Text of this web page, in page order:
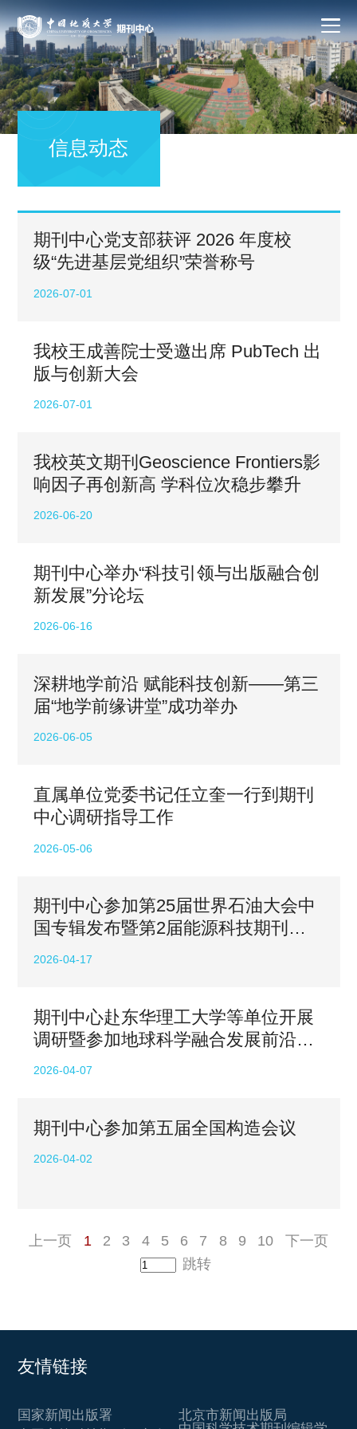
信息动态
期刊中心党支部获评 2026 年度校
级“先进基层党组织”荣誉称号
2026-07-01
我校王成善院士受邀出席 PubTech 出
版与创新大会
2026-07-01
我校英文期刊Geoscience Frontiers影
响因子再创新高 学科位次稳步攀升
2026-06-20
期刊中心举办“科技引领与出版融合创
新发展”分论坛
2026-06-16
深耕地学前沿 赋能科技创新——第三
届“地学前缘讲堂”成功举办
2026-06-05
直属单位党委书记任立奎一行到期刊
中心调研指导工作
2026-05-06
期刊中心参加第25届世界石油大会中
国专辑发布暨第2届能源科技期刊前
沿热点交流会
2026-04-17
期刊中心赴东华理工大学等单位开展
调研暨参加地球科学融合发展前沿论
坛
2026-04-07
期刊中心参加第五届全国构造会议
2026-04-02
上一页 1 2 3 4 5 6 7 8 9 10
下一页
跳转
友情链接
国家新闻出版署
北京市新闻出版局